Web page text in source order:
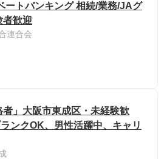
ートバンキング 相続/業務/JAグ
者歓迎
連合会
者」大阪市東成区・未経験歓
ンクOK、男性活躍中、キャリ